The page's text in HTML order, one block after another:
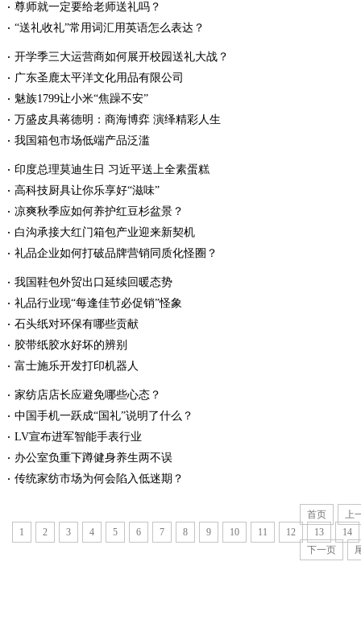
尊师就一定要给老师送礼吗？
“送礼收礼”常用词汇用英语怎么表达？
开学季三大运营商如何展开校园送礼大战？
广东圣鹿太平洋文化用品有限公司
魅族1799让小米“焦躁不安”
万盛皮具蒋德明：商海博弈 演绎精彩人生
我国箱包市场低端产品泛滥
印度总理莫迪生日 习近平送上全素蛋糕
高科技厨具让你乐享好“滋味”
凉爽秋季应如何养护红豆杉盆景？
白沟承接大红门箱包产业迎来新契机
礼品企业如何打破品牌营销同质化怪圈？
我国鞋包外贸出口延续回暖态势
礼品行业现“每逢佳节必促销”怪象
石头纸对环保有哪些贡献
胶带纸胶水好坏的辨别
富士施乐开发打印机器人
家纺店店长应避免哪些心态？
中国手机一跃成“国礼”说明了什么？
LV宣布进军智能手表行业
办公室负重下蹲健身养生两不误
传统家纺市场为何会陷入低迷期？
首页
上
1
2 3 4 5 6 7 8 9 10 11 12 13
14
下一页